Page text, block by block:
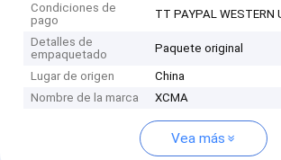
Condiciones de
pago
TT PAYPAL WESTERN
Detalles de
empaquetado
Paquete original
Lugar de origen
China
Nombre de la marca
XCMA
Vea más